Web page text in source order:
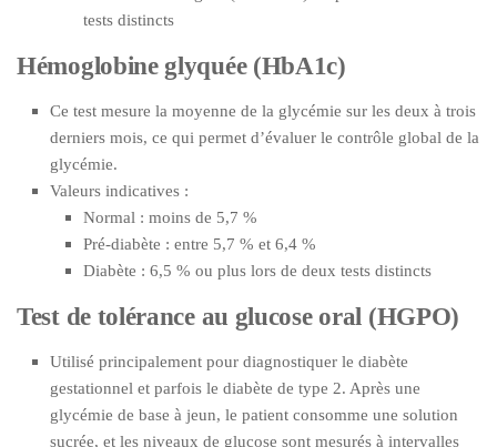
tests distincts
Hémoglobine glyquée (HbA1c)
Ce test mesure la moyenne de la glycémie sur les deux à trois
derniers mois, ce qui permet d’évaluer le contrôle global de la
glycémie.
Valeurs indicatives :
Normal : moins de 5,7 %
Pré-diabète : entre 5,7 % et 6,4 %
Diabète : 6,5 % ou plus lors de deux tests distincts
Test de tolérance au glucose oral (HGPO)
Utilisé principalement pour diagnostiquer le diabète
gestationnel et parfois le diabète de type 2. Après une
glycémie de base à jeun, le patient consomme une solution
sucrée, et les niveaux de glucose sont mesurés à intervalles